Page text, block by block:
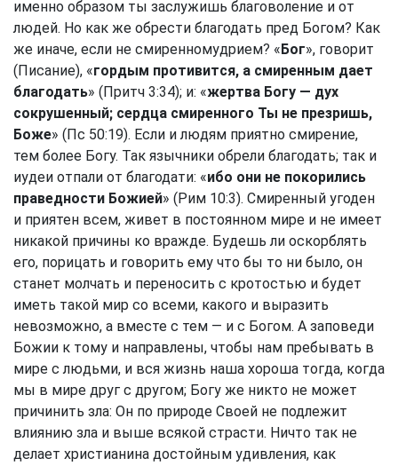
именно образом ты заслужишь благоволение и от
людей. Но как же обрести благодать пред Богом? Как
же иначе, если не смиренномудрием? «Бог», говорит
(Писание), «гордым противится, а смиренным дает
благодать» (Притч 3:34); и: «жертва Богу — дух
сокрушенный; сердца смиренного Ты не презришь,
Боже» (Пс 50:19). Если и людям приятно смирение,
тем более Богу. Так язычники обрели благодать; так и
иудеи отпали от благодати: «ибо они не покорились
праведности Божией» (Рим 10:3). Смиренный угоден
и приятен всем, живет в постоянном мире и не имеет
никакой причины ко вражде. Будешь ли оскорблять
его, порицать и говорить ему что бы то ни было, он
станет молчать и переносить с кротостью и будет
иметь такой мир со всеми, какого и выразить
невозможно, а вместе с тем — и с Богом. А заповеди
Божии к тому и направлены, чтобы нам пребывать в
мире с людьми, и вся жизнь наша хороша тогда, когда
мы в мире друг с другом; Богу же никто не может
причинить зла: Он по природе Своей не подлежит
влиянию зла и выше всякой страсти. Ничто так не
делает христианина достойным удивления, как